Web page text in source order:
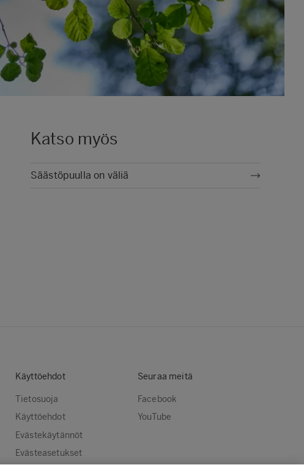
Katso myös
Säästöpuulla on väliä
Käyttöehdot
Tietosuoja
Käyttöehdot
Evästekäytännöt
Evästeasetukset
Seuraa meitä
Facebook
YouTube